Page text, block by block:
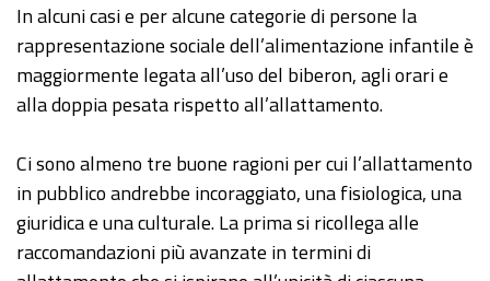
In alcuni casi e per alcune categorie di persone la
rappresentazione sociale dell’alimentazione infantile è
maggiormente legata all’uso del biberon, agli orari e
alla doppia pesata rispetto all’allattamento.
Ci sono almeno tre buone ragioni per cui l’allattamento
in pubblico andrebbe incoraggiato, una fisiologica, una
giuridica e una culturale. La prima si ricollega alle
raccomandazioni più avanzate in termini di